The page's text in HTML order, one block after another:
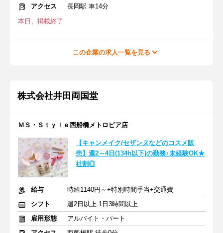
アクセス
長岡駅 車14分
本日、掲載終了
この企業の求人一覧を見る
株式会社井田両国堂
ＭＳ・Ｓｔｙｌｅ西船橋メトロピア店
【キャンメイク/セザンヌなどのコスメ販
売】週2～4日(134h以下)の勤務♪未経験OK★
社割◎
給与
時給1140円～+特別時間手当+交通費
シフト
週2日以上 1日3時間以上
雇用形態
アルバイト・パート